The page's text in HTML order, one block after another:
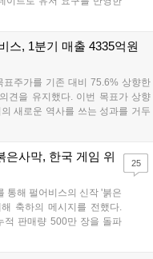
붉은사막은 향후에도 무료
스, 1분기 매출 4335억원
주가를 기존 대비 75.6% 상향한
견을 유지했다. 이번 목표가 상향
새로운 역사를 쓰는 성과를 거두
하게 만든 결과다. 펄어비스의
은사막, 한국 게임 위
통해 펄어비스의 신작 '붉은
축하의 메시지를 전했다.
적 판매량 500만 장을 돌파
기록을 갈아치웠다. 김 총
25